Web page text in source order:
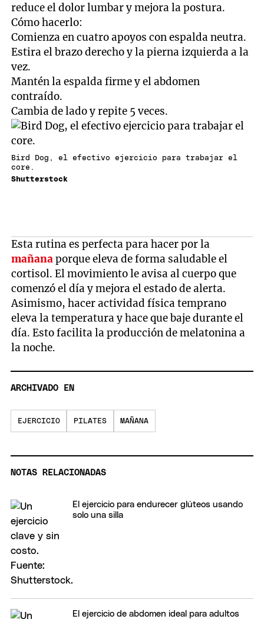
reduce el dolor lumbar y mejora la postura.
Cómo hacerlo:
Comienza en cuatro apoyos con espalda neutra.
Estira el brazo derecho y la pierna izquierda a la
vez.
Mantén la espalda firme y el abdomen
contraído.
Cambia de lado y repite 5 veces.
Bird Dog, el efectivo ejercicio para trabajar el
core.
Shutterstock
Esta rutina es perfecta para hacer por la
mañanaporque eleva de forma saludable el
cortisol. El movimiento le avisa al cuerpo que
comenzó el día y mejora el estado de alerta.
Asimismo, hacer actividad física temprano
eleva la temperatura y hace que baje durante el
día. Esto facilita la producción de melatonina a
la noche.
ARCHIVADO EN
EJERCICIO PILATES MAÑANA
NOTAS RELACIONADAS
El ejercicio para endurecer glúteos usando
solo una silla
El ejercicio de abdomen ideal para adultos